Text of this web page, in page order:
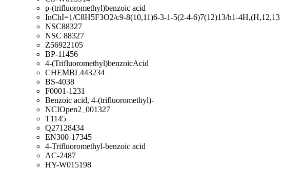
p-(trifluoromethyl)benzoic acid
InChI=1/C8H5F3O2/c9-8(10,11)6-3-1-5(2-4-6)7(12)13/h1-4H,(H,12,13
NSC88327
NSC 88327
Z56922105
BP-11456
4-(Trifluoromethyl)benzoicAcid
CHEMBL443234
BS-4038
F0001-1231
Benzoic acid, 4-(trifluoromethyl)-
NCIOpen2_001327
T1145
Q27128434
EN300-17345
4-Trifluoromethyl-benzoic acid
AC-2487
HY-W015198